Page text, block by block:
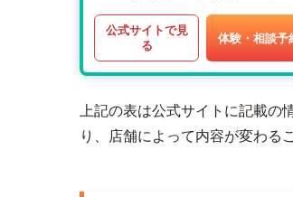
公式サイトで見
る
体験・相談予
上記の表は公式サイトに記載の
り、店舗によって内容が変わる